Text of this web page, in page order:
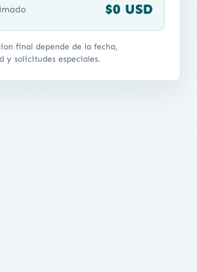
$0 USD
final depende de la fecha,
y solicitudes especiales.